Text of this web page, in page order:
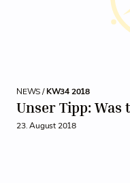
NEWS /KW34 2018
Unser Tipp: Was
23. August 2018